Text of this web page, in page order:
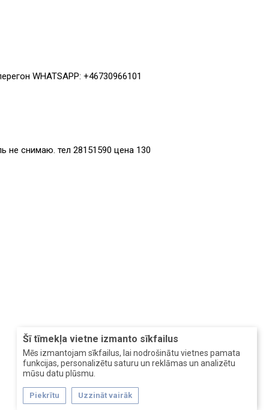
Šī tīmekļa vietne izmanto sīkfailus
Mēs izmantojam sīkfailus, lai nodrošinātu vietnes pamata
funkcijas, personalizētu saturu un reklāmas un analizētu
mūsu datu plūsmu.
Piekrītu Uzzināt vairāk
WHATSAPP: +46730966101
не снимаю. тел 28151590 цена 130